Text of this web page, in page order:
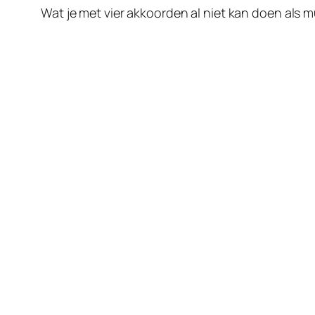
Wat je met vier akkoorden al niet kan doen als